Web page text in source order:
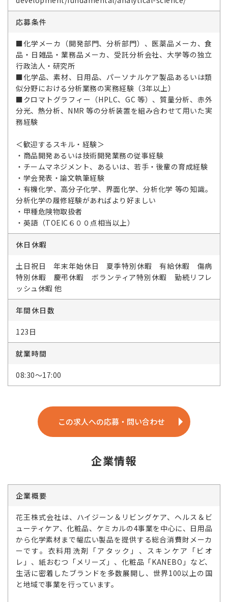
応募条件
■化学メーカ（開発部門、分析部門）、医薬品メーカ、食
品・日雑品・業務品メーカ、受託分析会社、大学等の独立
行政法人・研究所
■化学品、素材、日用品、パーソナルケア製品あるいは類
似分野における分析業務の実務経験（3年以上）
■クロマトグラフィー（HPLC、GC 等）、質量分析、赤外
分光、熱分析、NMR 等の分析装置を組み合わせて用いた実
務経験
＜歓迎するスキル・経験＞
・商品開発あるいは技術開発業務の従事経験
・チームマネジメント、あるいは、若手・後輩の育成経験
・学会発表・論文執筆経験
・有機化学、高分子化学、界面化学、分析化学 等の知識。
分析化学の履修経験があればより好ましい
・甲種危険物取扱者
・英語（TOEIC６００点相当以上）
休日休暇
土日祝日 年末年始休日 夏季特別休暇 有給休暇 傷病
特別休暇 慶弔休暇 ボランティア特別休暇 勤続リフレ
ッシュ休暇 他
年間休日数
123日
就業時間
08:30～17:00
この求人への応募・問い合わせ
企業情報
企業概要
花王株式会社は、ハイジーン＆リビングケア、ヘルス＆ビ
ューティケア、化粧品、ケミカルの4事業を中心に、日用品
から化学素材まで幅広い製品を提供する総合消費財メーカ
ーです。衣料用洗剤「アタック」、スキンケア「ビオ
レ」、紙おむつ「メリーズ」、化粧品「KANEBO」など、
生活に密着したブランドを多数展開し、世界100以上の国
と地域で事業を行っています。